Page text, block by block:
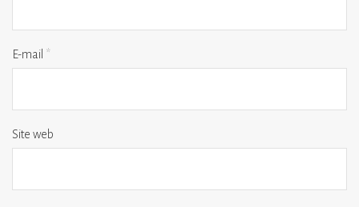
E-mail *
Site web